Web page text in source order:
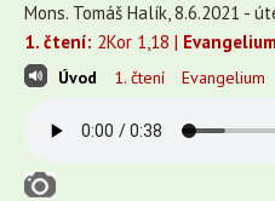
Mons. Tomáš Halík, 8.6.2021 -
1. čtení: 2Kor 1,18 |
Úvod 1. čtení Evangelium